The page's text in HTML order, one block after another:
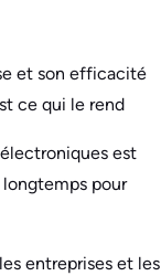
et son efficacité
ce qui le rend
est
longtemps pour
entreprises et les